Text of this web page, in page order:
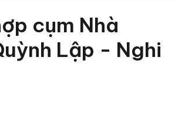
cụm Nhà
Lập - Nghi